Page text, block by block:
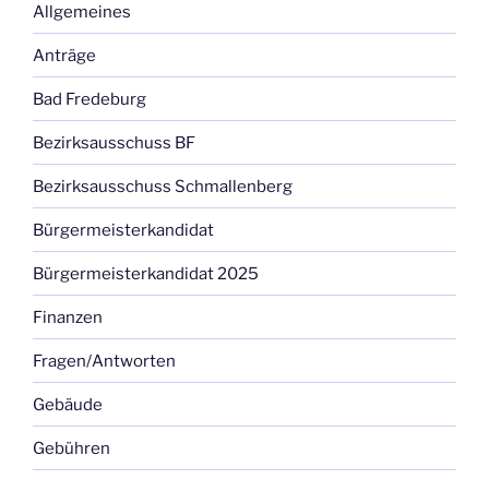
Allgemeines
Anträge
Bad Fredeburg
Bezirksausschuss BF
Bezirksausschuss Schmallenberg
Bürgermeisterkandidat
Bürgermeisterkandidat 2025
Finanzen
Fragen/Antworten
Gebäude
Gebühren